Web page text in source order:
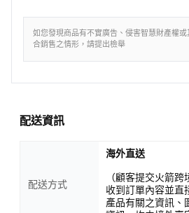
如您發現商品有不實廣告、侵害智慧財產權或
合銷售之情形，請提出檢舉
配送資訊
配送方式
海外直送
（顧客提交火箭
收到訂單內容並直
產品有關之資訊、